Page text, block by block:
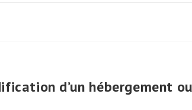
d’un hébergement